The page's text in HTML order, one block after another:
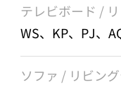
テレビボード /
WS、KP、PJ、
ソファ / リビン